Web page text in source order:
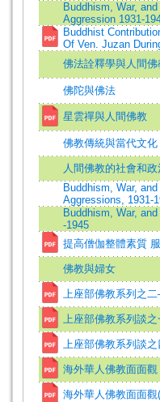
Buddhism, War,
Aggression 1931-
Buddhist
Of Ven. Juzan
佛法詮釋學與人間佛
佛陀與佛法
星雲禪與人間佛教
佛教傳統與當代文化
人間佛教的社會和
Buddhism, War,
Aggressions, 1931-
Buddhism, War,
-1945
提高僧伽整體素質
佛教與婦女
上座部佛教系列之
上座部佛教系列談
上座部佛教系列談
海外華人佛教面面
海外華人佛教面面觀